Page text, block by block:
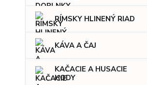
RÍMSKY HLINENÝ RIAD
KÁVA A ČAJ
KAČACIE A HUSACIE
HODY